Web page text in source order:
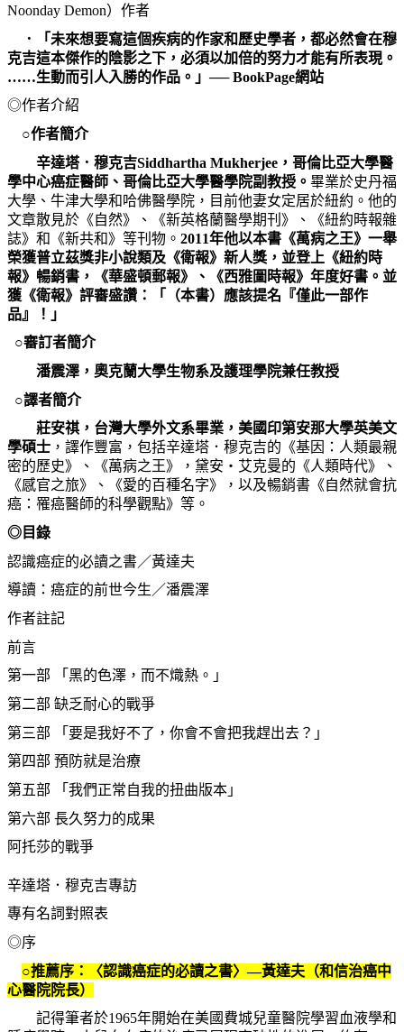
Noonday Demon）作者
．「未來想要寫這個疾病的作家和歷史學者，都必然會在穆
克吉這本傑作的陰影之下，必須以加倍的努力才能有所表現。
……生動而引人入勝的作品。」──BookPage網站
◎作者介紹
○作者簡介
辛達塔．穆克吉Siddhartha Mukherjee ，哥倫比亞大學醫
學中心癌症醫師、哥倫比亞大學醫學院副教授。 畢業於史丹福
大學、牛津大學和哈佛醫學院，目前他妻女定居於紐約。他的
文章散見於《自然》、《新英格蘭醫學期刊》、《紐約時報雜
誌》和《新共和》等刊物。 2011年他以本書《萬病之王》一舉
榮獲普立茲獎非小說類及《衛報》新人獎，並登上《紐約時
報》暢銷書，《華盛頓郵報》、《西雅圖時報》年度好書。並
獲《衛報》評審盛讚：「（本書）應該提名『僅此一部作
品』！」
○審訂者簡介
潘震澤，奧克蘭大學生物系及護理學院兼任教授
○譯者簡介
莊安祺，台灣大學外文系畢業，美國印第安那大學英美文
學碩士 ，譯作豐富，包括辛達塔．穆克吉的《基因：人類最親
密的歷史》、《萬病之王》，黛安‧艾克曼的《人類時代》、
《感官之旅》、《愛的百種名字》，以及暢銷書《自然就會抗
癌：罹癌醫師的科學觀點》等。
◎目錄
認識癌症的必讀之書／黃達夫
導讀：癌症的前世今生／潘震澤
作者註記
前言
第一部
「黑的色澤，而不熾熱。」
第二部 缺乏耐心的戰爭
第三部
「要是我好不了，你會不會把我趕出去？」
第四部 預防就是治療
第五部
「我們正常自我的扭曲版本」
第六部 長久努力的成果
阿托莎的戰爭
辛達塔．穆克吉專訪
專有名詞對照表
◎序
○推薦序：〈認識癌症的必讀之書〉—黃達夫（和信治癌中
心醫院院長）
記得筆者於1965年開始在美國費城兒童醫院學習血液學和